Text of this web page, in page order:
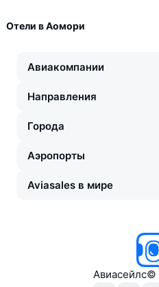
Отели в Аомори
Авиакомпании
Направления
Города
Аэропорты
Aviasales в мире
Авиасейлс©